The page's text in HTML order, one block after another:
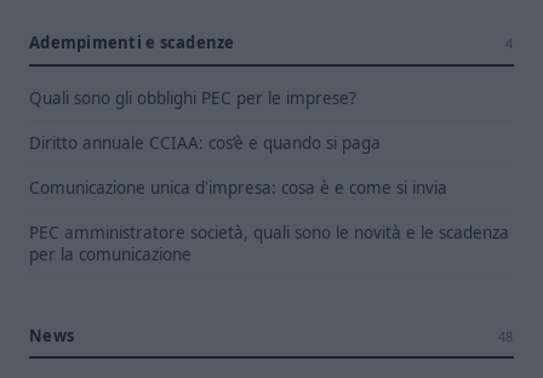
Adempimenti e scadenze 4
Quali sono gli obblighi PEC per le imprese?
Diritto annuale CCIAA: cos’è e quando si paga
Comunicazione unica d'impresa: cosa è e come si invia
PEC amministratore società, quali sono le novità e le scadenza
per la comunicazione
News 48